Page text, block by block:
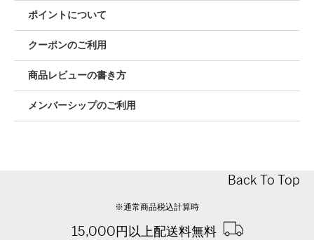
ポイントについて
クーポンのご利用
商品レビューの書き方
メンバーシップのご利用
Back To Top
※通常商品税込計算時
15,000円以上配送料無料